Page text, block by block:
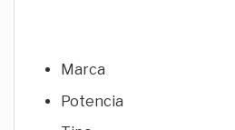
Marca
Potencia